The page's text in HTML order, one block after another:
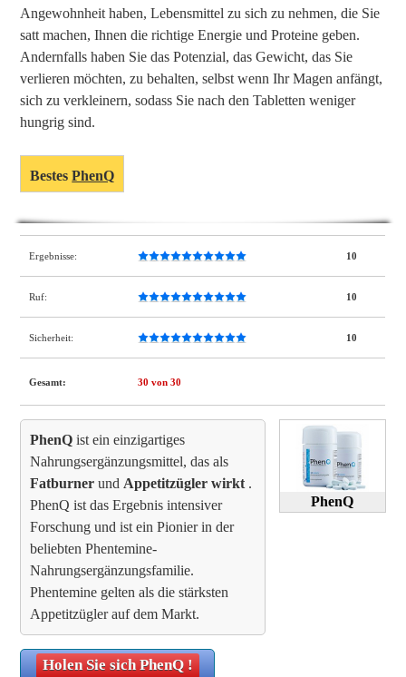
Angewohnheit haben, Lebensmittel zu sich zu nehmen, die Sie
satt machen, Ihnen die richtige Energie und Proteine geben.
Andernfalls haben Sie das Potenzial, das Gewicht, das Sie
verlieren möchten, zu behalten, selbst wenn Ihr Magen anfängt,
sich zu verkleinern, sodass Sie nach den Tabletten weniger
hungrig sind.
BestesPhenQ
Ergebnisse: 10
Ruf: 10
Sicherheit: 10
Gesamt: 30 von 30
PhenQ
PhenQ ist ein einzigartiges
Nahrungsergänzungsmittel, das als
Fatburner und Appetitzügler wirkt .
PhenQ ist das Ergebnis intensiver
Forschung und ist ein Pionier in der
beliebten Phentemine-
Nahrungsergänzungsfamilie.
Phentemine gelten als die stärksten
Appetitzügler auf dem Markt.
Holen Sie sichPhenQ!